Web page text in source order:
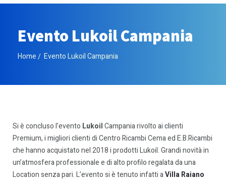
Evento Lukoil Campania
Home Evento Lukoil Campania
Si è concluso l’evento LukoilCampania rivolto ai clienti
Premium, i migliori clienti di Centro Ricambi Cema ed E.B.Ricambi
che hanno acquistato nel 2018 i prodotti Lukoil. Grandi novità in
un’atmosfera professionale e di alto profilo regalata da una
Location senza pari. L’evento si è tenuto infatti aVilla Raiano